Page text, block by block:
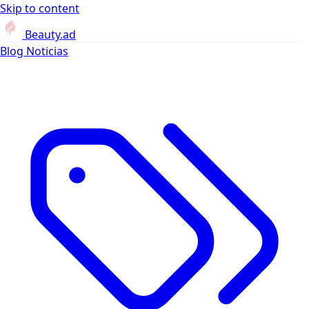
Skip to content
Beauty.ad
Blog Noticias